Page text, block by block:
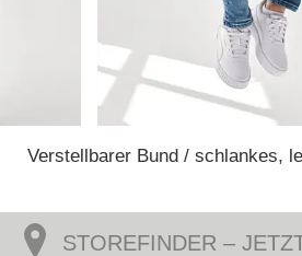
Verstellbarer Bund / schlankes,
STOREFINDER –